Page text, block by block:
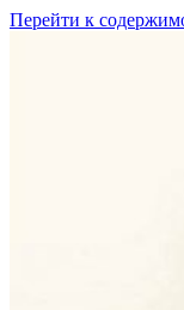
Перейти к